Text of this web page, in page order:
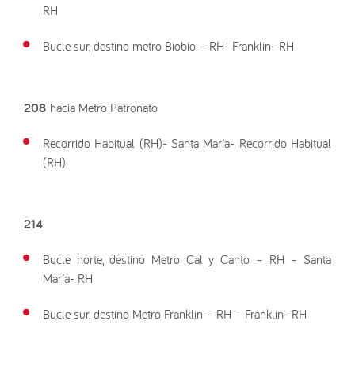
RH
Bucle sur, destino metro Biobío – RH- Franklin- RH
208 hacia Metro Patronato
Recorrido Habitual (RH)- Santa María- Recorrido Habitual
(RH)
214
Bucle norte, destino Metro Cal y Canto – RH – Santa
María- RH
Bucle sur, destino Metro Franklin – RH – Franklin- RH